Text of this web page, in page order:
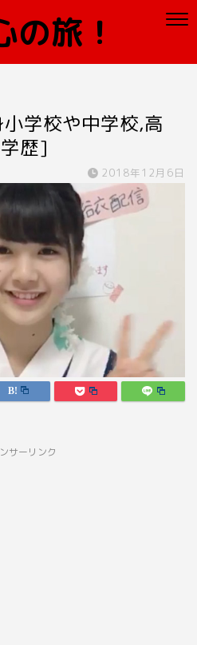
の旅！
学校や中学校,高
歴]
2018年12月6日
サーリンク